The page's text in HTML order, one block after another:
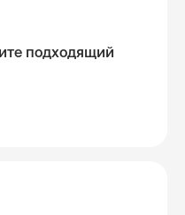
подходящий